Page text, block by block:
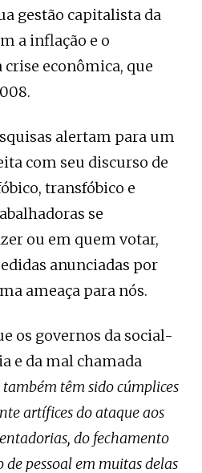
gestão capitalista da
a inflação e o
econômica, que
alertam para um
com seu discurso de
transfóbico e
se
ou em quem votar,
anunciadas por
ameaça para nós.
os governos da social-
e da mal chamada
também têm sido cúmplices
artífices do ataque aos
do fechamento
de pessoal em muitas delas